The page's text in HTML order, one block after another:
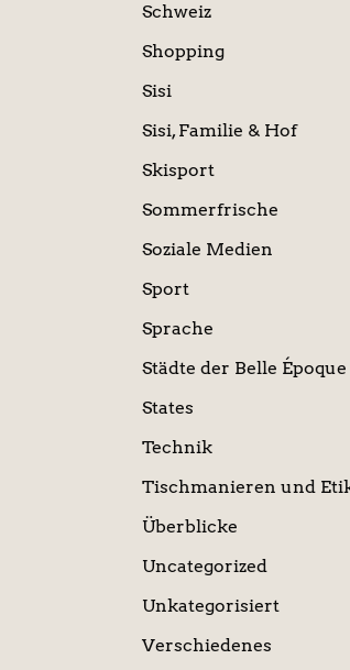
Schweiz
Shopping
Sisi
Sisi, Familie & Hof
Skisport
Sommerfrische
Soziale Medien
Sport
Sprache
Städte der Belle Époque
States
Technik
Tischmanieren und
Überblicke
Uncategorized
Unkategorisiert
Verschiedenes